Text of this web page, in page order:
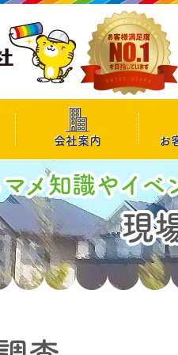
会社案内 お
メ知識やイベ
現